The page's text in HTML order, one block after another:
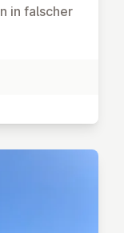
in falscher